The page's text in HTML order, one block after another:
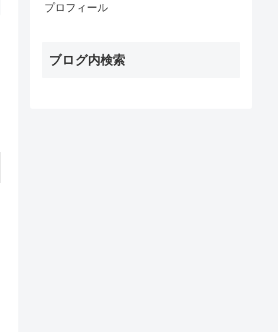
プロフィール
ブログ内検索